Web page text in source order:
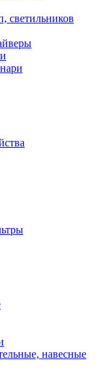
светильников
навесные